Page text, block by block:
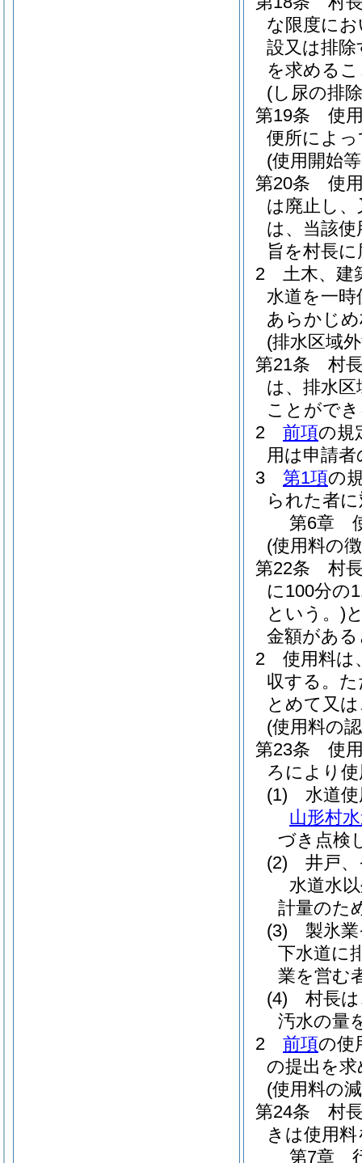
な限度に
設又は排
を求める
(し尿の排
第19条
使
便所によ
(使用開始
第20条
使
は廃止し
は、当該
旨を村長
2
土木、建
水道を一
あらかじ
(排水区域
第21条
村
は、排水
ことがで
2
前項の規
用は申請
3
第1項の
られた者
第6章
(使用料の
第22条
村
に100分の
という。)
金額があ
2
使用料は
収する。
とめて又
(使用料の
第23条
使
ろにより
(1)
水道
山形村
づき点検
(2)
井戸
水道水
計量のた
(3)
製氷
下水道に
業を営む
(4)
村長
汚水の量
2
前項の使
の提出を
(使用料の
第24条
村
きは使用
第7章